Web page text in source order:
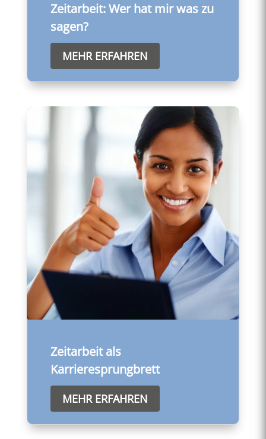
Zeitarbeit: Wer hat mir was zu
sagen?
MEHR ERFAHREN
Zeitarbeit als
Karrieresprungbrett
MEHR ERFAHREN